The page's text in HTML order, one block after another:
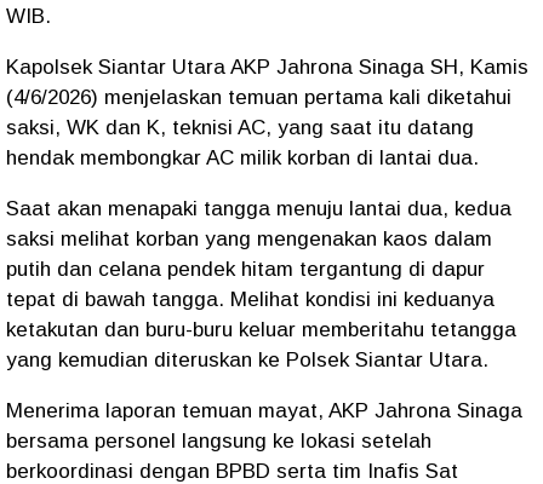
WIB.
Kapolsek Siantar Utara AKP Jahrona Sinaga SH, Kamis
(4/6/2026) menjelaskan temuan pertama kali diketahui
saksi, WK dan K, teknisi AC, yang saat itu datang
hendak membongkar AC milik korban di lantai dua.
Saat akan menapaki tangga menuju lantai dua, kedua
saksi melihat korban yang mengenakan kaos dalam
putih dan celana pendek hitam tergantung di dapur
tepat di bawah tangga. Melihat kondisi ini keduanya
ketakutan dan buru-buru keluar memberitahu tetangga
yang kemudian diteruskan ke Polsek Siantar Utara.
Menerima laporan temuan mayat, AKP Jahrona Sinaga
bersama personel langsung ke lokasi setelah
berkoordinasi dengan BPBD serta tim Inafis Sat